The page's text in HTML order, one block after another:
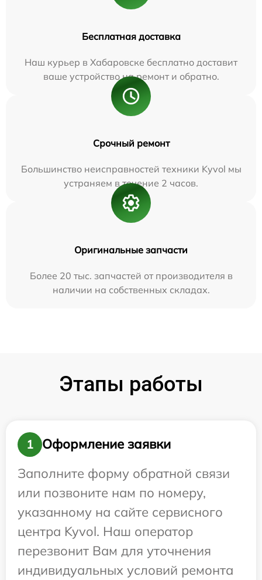
Бесплатная доставка
Наш курьер в Хабаровске бесплатно доставит
ваше устройство на ремонт и обратно.
Срочный ремонт
Большинство неисправностей техники Kyvol мы
устраняем в течение 2 часов.
Оригинальные запчасти
Более 20 тыс. запчастей от производителя в
наличии на собственных складах.
Этапы работы
1
Оформление заявки
Заполните форму обратной связи
или позвоните нам по номеру,
указанному на сайте сервисного
центра Kyvol. Наш оператор
перезвонит Вам для уточнения
индивидуальных условий ремонта